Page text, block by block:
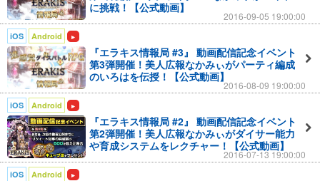
◆◆◆◆◆◆◆◆◆◆◆◆◆
◆ストーリー
◆◆◆◆◆◆◆◆◆◆◆◆◆
運命の神、リーベとエビルが繰り広げる
ゲーム「ダイサー戦争」
6回目のダイサー戦争はリーベの勝利で終わり、
人々は、平和を維持するため、約2000年間
少女を生贄として捧げ続けた。
「平和を守るための犠牲」
に挑戦！【公式動画】
2016-09-05 19:00:00
iOS Android
『エラキス情報局 #3』 動画配信記念イベント
第3弾開催！美人広報なかみぃがパーティ編成
のいろはを伝授！【公式動画】
2016-08-09 19:00:00
iOS Android
『エラキス情報局 #2』 動画配信記念イベント
第2弾開催！美人広報なかみぃがダイサー能力
や育成システムをレクチャー！【公式動画】
2016-07-13 19:00:00
iOS Android